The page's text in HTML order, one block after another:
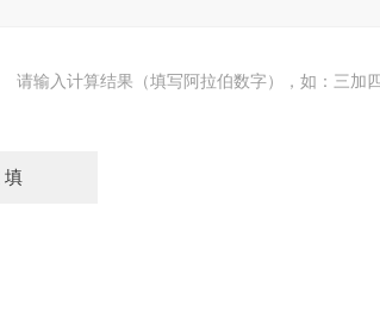
请输入计算结果（填写阿拉伯数字），如：三加